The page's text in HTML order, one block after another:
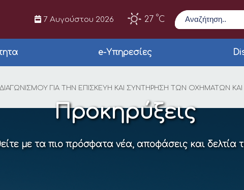
7 Αυγούστου 2026 27 °C
Αναζήτηση
e-Υπηρεσίες
ΑΝΟΙΚΤΟΥ
ΓΙΑ ΤΗΝ ΕΠΙΣΚΕΥΗ ΚΑΙ ΣΥΝΤΗΡΗΣΗ ΤΩΝ ΟΧΗΜΑΤΩΝ
Προκηρύξεις
με τα πιο πρόσφατα νέα, αποφάσεις και δελτία